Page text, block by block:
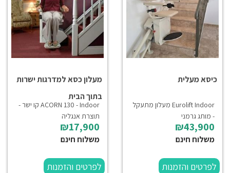
כיסא מעלית
Eurolift Indoor מעלון מתעקל
- מותג גרמני
₪43,900
משלוח חינם
לפרטים והזמנות
מעלון כסא למדרגות ישרות
בתוך הבית
ACORN 130 - Indoor קו ישר -
תוצרת אנגליה
₪17,900
משלוח חינם
לפרטים והזמנות